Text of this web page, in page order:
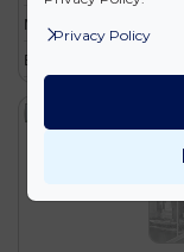
Méret
Bérleti díj
Privacy Policy